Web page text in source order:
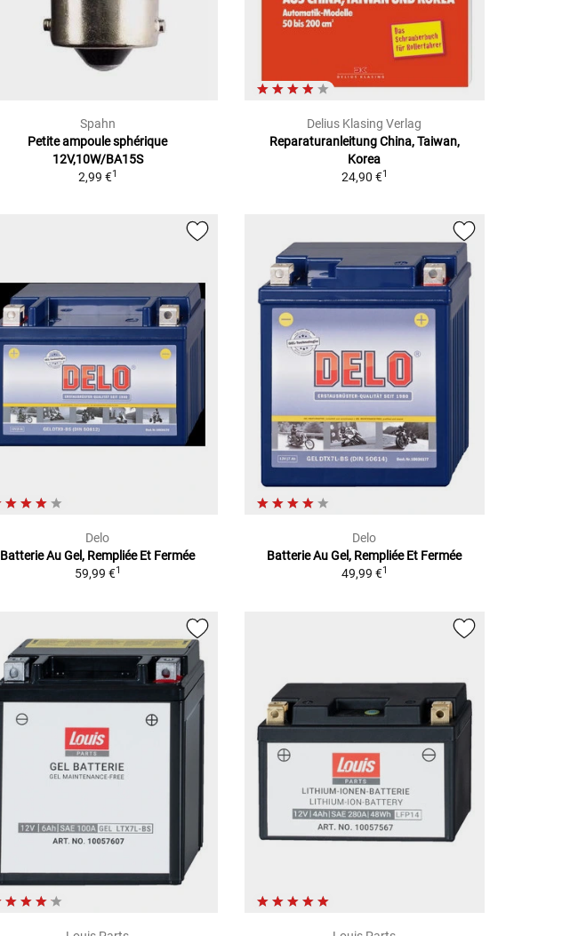
Spahn
Petite ampoule sphérique
12V,10W/BA15S
2,99 €1
Delius Klasing Verlag
Reparaturanleitung China, Taiwan,
Korea
24,90 €1
Delo
Batterie Au Gel, Rempliée Et Fermée
59,99 €1
Delo
Batterie Au Gel, Rempliée Et Fermée
49,99 €1